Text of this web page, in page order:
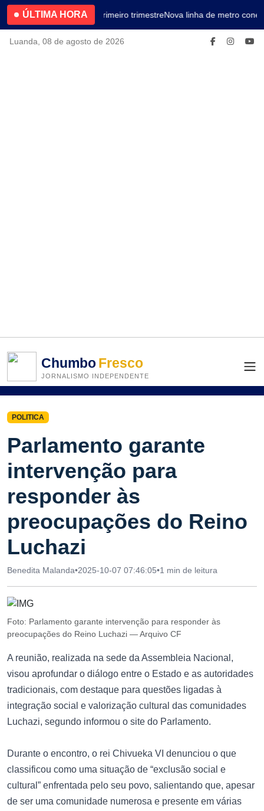
ÚLTIMA HORA4.2% no primeiro trimestreNova linha de metro
Luanda, 08 de agosto de 2026
ChumboFresco
JORNALISMO INDEPENDENTE
POLITICA
Parlamento garante
intervenção para
responder às
preocupações do Reino
Luchazi
Benedita Malanda•2025-10-07 07:46:05•1 min de leitura
Foto: Parlamento garante intervenção para responder às
preocupações do Reino Luchazi — Arquivo CF
A reunião, realizada na sede da Assembleia Nacional,
visou aprofundar o diálogo entre o Estado e as autoridades
tradicionais, com destaque para questões ligadas à
integração social e valorização cultural das comunidades
Luchazi, segundo informou o site do Parlamento.
Durante o encontro, o rei Chivueka VI denunciou o que
classificou como uma situação de “exclusão social e
cultural” enfrentada pelo seu povo, salientando que, apesar
de ser uma comunidade numerosa e presente em várias